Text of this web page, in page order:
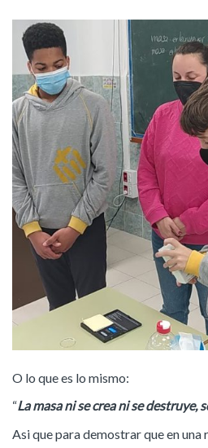
O lo que es lo mismo:
“La masa ni se crea ni se destruye,
Asi que para demostrar que en una